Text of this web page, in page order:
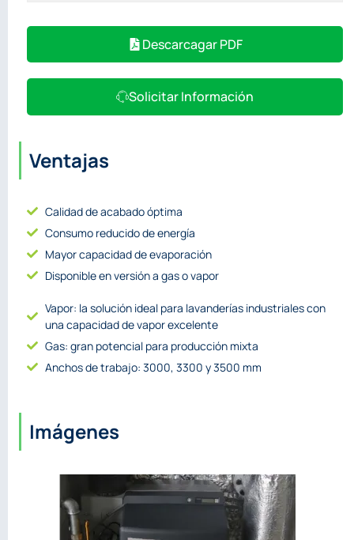
Descarcagar PDF
Solicitar Información
Ventajas
Calidad de acabado óptima
Consumo reducido de energía
Mayor capacidad de evaporación
Disponible en versión a gas o vapor
Vapor: la solución ideal para lavanderías industriales con
una capacidad de vapor excelente
Gas: gran potencial para producción mixta
Anchos de trabajo: 3000, 3300 y 3500 mm
Imágenes